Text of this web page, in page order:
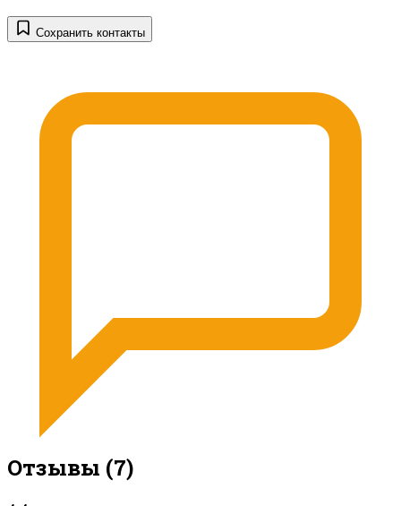
Сохранить контакты
Отзывы (7)